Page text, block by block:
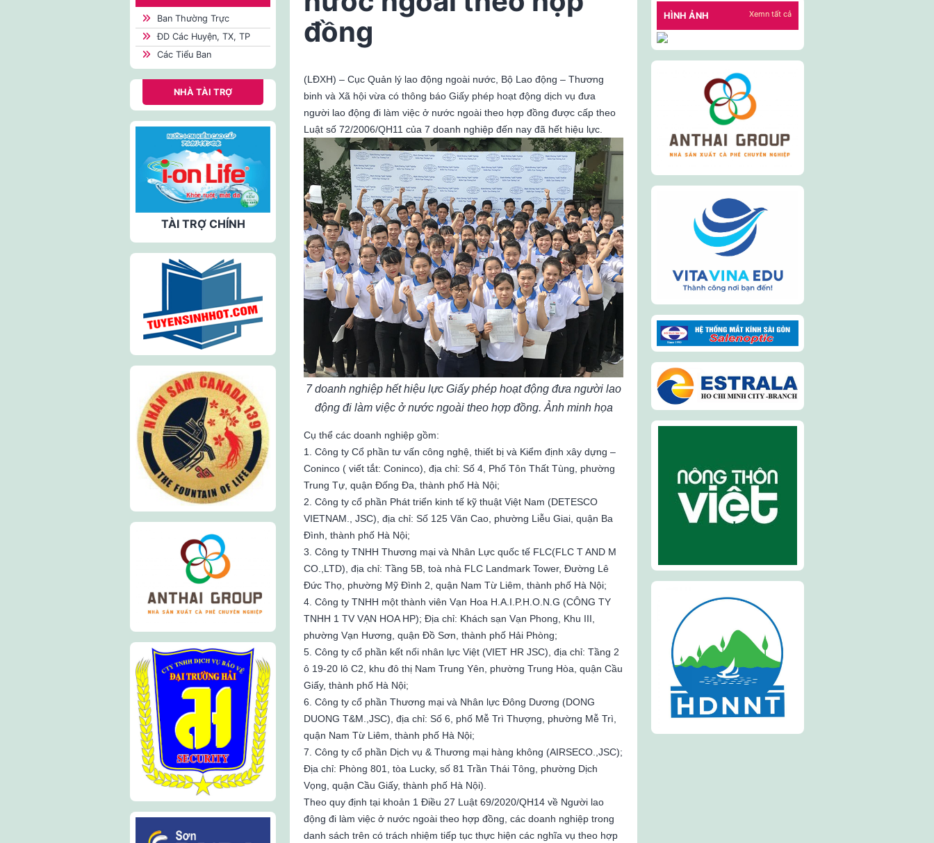
Ban Thường Trực
ĐD Các Huyện, TX, TP
Các Tiểu Ban
NHÀ TÀI TRỢ
TÀI TRỢ CHÍNH
đồng
(LĐXH) – Cục Quản lý lao động ngoài nước, Bộ Lao động – Thương
binh và Xã hội vừa có thông báo Giấy phép hoạt động dịch vụ đưa
người lao động đi làm việc ở nước ngoài theo hợp đồng được cấp theo
Luật số 72/2006/QH11 của 7 doanh nghiệp đến nay đã hết hiệu lực.
7 doanh nghiệp hết hiệu lực Giấy phép hoạt động đưa người lao
động đi làm việc ở nước ngoài theo hợp đồng. Ảnh minh họa
Cụ thể các doanh nghiệp gồm:
1. Công ty Cổ phần tư vấn công nghệ, thiết bị và Kiểm định xây dựng –
Coninco ( viết tắt: Coninco), địa chỉ: Số 4, Phố Tôn Thất Tùng, phường
Trung Tự, quận Đống Đa, thành phố Hà Nội;
2. Công ty cổ phần Phát triển kinh tế kỹ thuật Việt Nam (DETESCO
VIETNAM., JSC), địa chỉ: Số 125 Văn Cao, phường Liễu Giai, quận Ba
Đình, thành phố Hà Nội;
3. Công ty TNHH Thương mại và Nhân Lực quốc tế FLC(FLC T AND M
CO.,LTD), địa chỉ: Tầng 5B, toà nhà FLC Landmark Tower, Đường Lê
Đức Thọ, phường Mỹ Đình 2, quận Nam Từ Liêm, thành phố Hà Nội;
4. Công ty TNHH một thành viên Vạn Hoa H.A.I.P.H.O.N.G (CÔNG TY
TNHH 1 TV VẠN HOA HP); Địa chỉ: Khách sạn Vạn Phong, Khu III,
phường Vạn Hương, quận Đồ Sơn, thành phố Hải Phòng;
5. Công ty cổ phần kết nối nhân lực Việt (VIET HR JSC), địa chỉ: Tầng 2
ô 19-20 lô C2, khu đô thị Nam Trung Yên, phường Trung Hòa, quận Cầu
Giấy, thành phố Hà Nội;
6. Công ty cổ phần Thương mại và Nhân lực Đông Dương (DONG
DUONG T&M.,JSC), địa chỉ: Số 6, phố Mễ Trì Thượng, phường Mễ Trì,
quận Nam Từ Liêm, thành phố Hà Nội;
7. Công ty cổ phần Dịch vụ & Thương mại hàng không (AIRSECO.,JSC);
Địa chỉ: Phòng 801, tòa Lucky, số 81 Trần Thái Tông, phường Dịch
Vọng, quận Cầu Giấy, thành phố Hà Nội).
Theo quy định tại khoản 1 Điều 27 Luật 69/2020/QH14 về Người lao
động đi làm việc ở nước ngoài theo hợp đồng, các doanh nghiệp trong
danh sách trên có trách nhiệm tiếp tục thực hiện các nghĩa vụ theo hợp
HÌNH ẢNH Xemn tất cả